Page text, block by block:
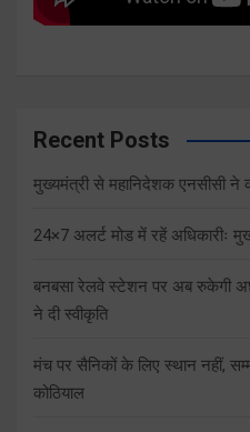
Recent Posts
मुख्यमंत्री से महानिदेशक एनसीसी ने
24×7 अलर्ट मोड में रहें अधिकारीः
बनबसा रेलवे स्टेशन पर अब रुकेगी
ने दी स्वीकृति
मंच पर सैनिकों के लिए स्थान नहीं,
कोठियाल